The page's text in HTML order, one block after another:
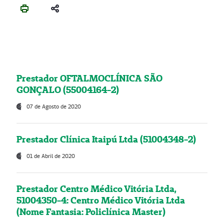
Prestador OFTALMOCLÍNICA SÃO
GONÇALO (55004164-2)
07 de Agosto de 2020
Prestador Clínica Itaipú Ltda (51004348-2)
01 de Abril de 2020
Prestador Centro Médico Vitória Ltda,
51004350-4: Centro Médico Vitória Ltda
(Nome Fantasia: Policlínica Master)